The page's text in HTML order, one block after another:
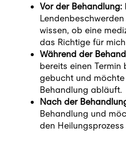
Termin buchen
Vor der Behandlung:
wissen, ob eine
das Richtige für
Während der
bereits einen Termin
gebucht und
Behandlung abläuft.
Nach der
Behandlung und
den